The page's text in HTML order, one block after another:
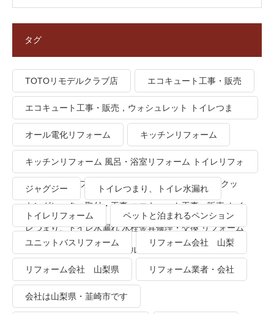
タグ
TOTOリモデルクラブ店 エコキュート工事・販売
エコキュート工事・販売，ウォシュレット トイレつま
り、トイレ水漏れ
オール電化リフォーム キッチンリフォーム
キッチンリフォーム 風呂・浴室リフォーム トイレリフォ
ーム 洗面所リフォーム オール電化リフォーム ＩＨクッ
キングヒーター取付・工事 エコキュート工事・販売 トイ
レつまり、トイレ水漏れ 水栓金具修理・交換 リフォーム
業者・会社 ＴＯＴＯリモデルクラブ
ジャグジー トイレつまり、トイレ水漏れ
トイレリフォーム ペットと泊まれるペンション
ユニットバスリフォーム リフォーム会社 山梨
リフォーム会社 山梨県 リフォーム業者・会社
会社は山梨県・韮崎市です